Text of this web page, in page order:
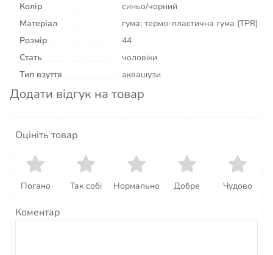
Колір
синьо/чорний
Матеріал
гума; термо-пластична гума (TPR)
Розмір
44
Стать
чоловіки
Тип взуття
аквашузи
Додати відгук на товар
Оцініть товар
Погано Так собі Нормально Добре Чудово
Коментар